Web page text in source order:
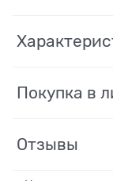
Покупка в
Отзывы